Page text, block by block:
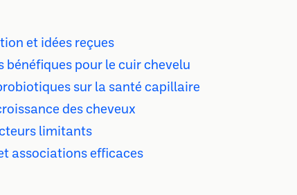
et idées reçues
bénéfiques pour le cuir chevelu
sur la santé capillaire
des cheveux
limitants
associations efficaces